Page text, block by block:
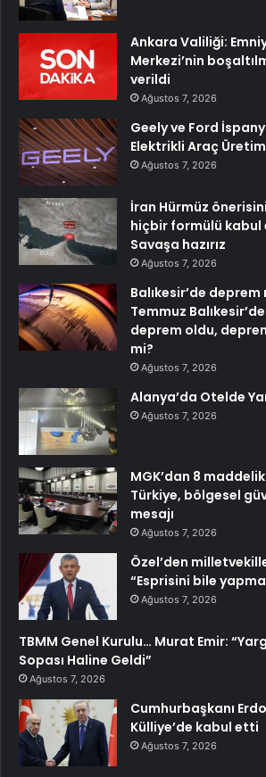
Ankara Valiliği:
Merkezi’nin
verildi
Ağustos 7, 2026
Geely ve Ford
Elektrikli Araç
Ağustos 7, 2026
İran Hürmüz
hiçbir formülü kabul
Savaşa hazırız
Ağustos 7, 2026
Balıkesir’de deprem
Temmuz
deprem oldu,
mi?
Ağustos 7, 2026
Alanya’da Otelde
Ağustos 7, 2026
MGK’dan 8
Türkiye, bölgesel
mesajı
Ağustos 7, 2026
Özel’den
“Esprisini bile
Ağustos 7, 2026
TBMM Genel Kurulu… Murat Emir:
Sopası Haline Geldi”
Ağustos 7, 2026
Cumhurbaşkanı
Külliye’de kabul etti
Ağustos 7, 2026